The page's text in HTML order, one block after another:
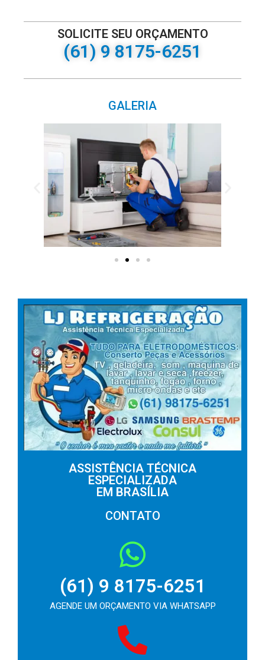
SOLICITE SEU ORÇAMENTO
(61) 9 8175-6251
GALERIA
ASSISTÊNCIA TÉCNICA
ESPECIALIZADA
EM BRASÍLIA
CONTATO
(61) 9 8175-6251
AGENDE UM ORÇAMENTO VIA WHATSAPP